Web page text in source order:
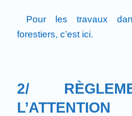
Pour les travaux
forestiers, c’est ici.
2/